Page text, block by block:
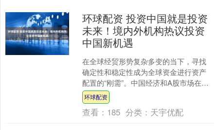
环球配资 投资中国就是投资
未来！境内外机构热议投资
中国新机遇
在全球经贸形势复杂多变的当下，寻找
确定性和稳定性成为全球资金进行资产
配置的“刚需”。中国经济和A股市场在外
部冲击下展现出较为强劲的韧性和抗风
险能力，正吸引着全球....
环球配资
查看： 185 分类： 天宇优配